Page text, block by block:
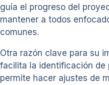
guía el progreso del
mantener a todos
comunes.
Otra razón clave para su
facilita la identificación de
permite hacer ajustes de